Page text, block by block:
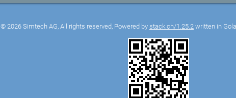
© 2026 Simtech AG, All rights reserved, Powered by stack.ch/1.25.2written in